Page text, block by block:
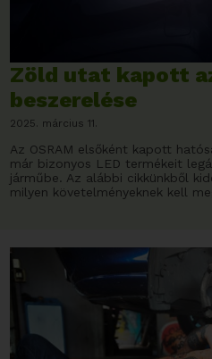
Zöld utat kapott
beszerelése
2025. március 11.
Az OSRAM elsőként kapott
már bizonyos LED termékeit
járműbe. Az alábbi cikkünkből
milyen követelményeknek kell